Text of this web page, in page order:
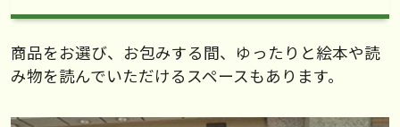
商品をお選び、お包みする間、ゆったりと絵本や読
み物を読んでいただけるスペースもあります。